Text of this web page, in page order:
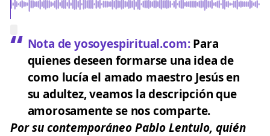
Nota de yosoyespiritual.com:Para
quienes deseen formarse una idea de
como lucía el amado maestro Jesús en
su adultez, veamos la descripción que
amorosamente se nos comparte.
Por su contemporáneo Pablo Lentulo, quién